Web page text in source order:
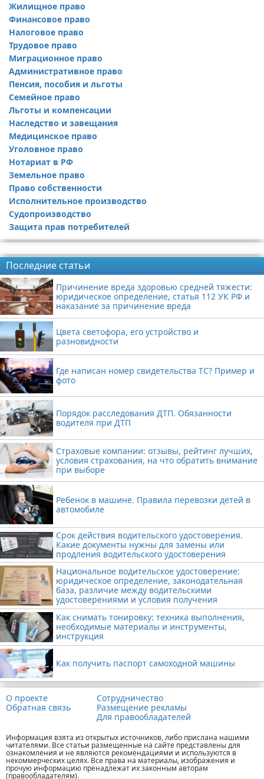
Жилищное право
Финансовое право
Налоговое право
Трудовое право
Миграционное право
Административное право
Пенсия, пособия и льготы
Семейное право
Льготы и компенсации
Наследство и завещания
Медицинское право
Уголовное право
Нотариат в РФ
Земельное право
Право собственности
Исполнительное производство
Судопроизводство
Защита прав потребителей
Последние статьи
Причинение вреда здоровью средней тяжести:
юридическое определение, статья 112 УК РФ и
наказание за причинение вреда
Цвета светофора, его устройство и
разновидности
Где написан номер свидетельства ТС? Пример и
фото
Порядок расследования ДТП. Обязанности
водителя при ДТП
Страховые компании: отзывы, рейтинг лучших,
условия страхования, на что обратить внимание
при выборе
Ребенок в машине. Правила перевозки детей в
автомобиле
Срок действия водительского удостоверения.
Какие документы нужны для замены или
продления водительского удостоверения
Национальное водительское удостоверение:
юридическое определение, законодательная
база, различие между водительскими
удостоверениями и условия получения
Как снимать тонировку: техника выполнения,
необходимые материалы и инструменты,
инструкция
Как получить паспорт самоходной машины
О проекте
Обратная связь
Сотрудничество
Размещение рекламы
Для правообладателей
Информация взята из открытых источников, либо прислана нашими
читателями. Все статьи размещенные на сайте представлены для
ознакомления и не являются рекомендациями и используются в
некоммерческих целях. Все права на материалы, изображения и
прочую информацию пренадлежат их законным авторам
(правообладателям).